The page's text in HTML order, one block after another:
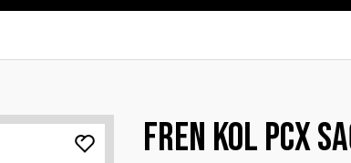
FREN KOL PCX